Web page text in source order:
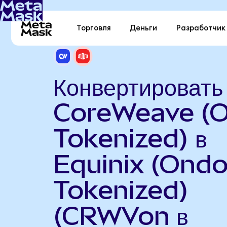
Торговля Деньги Разработчик
Конвертировать
CoreWeave
Tokenized) в
Equinix (Ondo
Tokenized)
(CRWVon в